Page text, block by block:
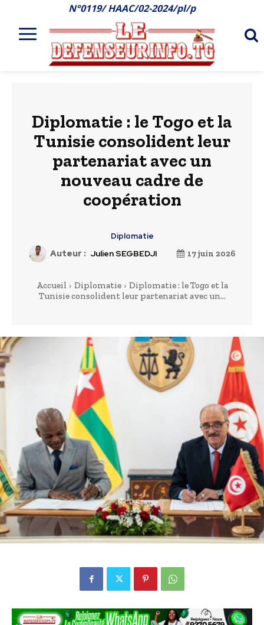
N°0119/ HAAC/02-2024/pl/p
Diplomatie : le Togo et la
Tunisie consolident leur
partenariat avec un
nouveau cadre de
coopération
Diplomatie
Auteur : Julien SEGBEDJI 17 juin 2026
Accueil Diplomatie
Diplomatie : le Togo et la
Tunisie consolident leur partenariat avec un...